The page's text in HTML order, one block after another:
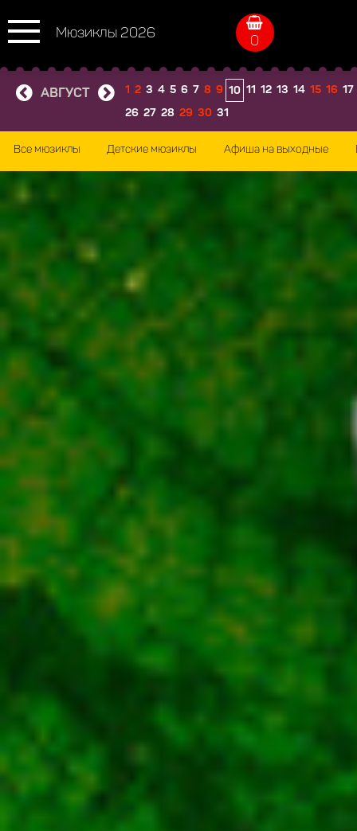
Мюзиклы 2026 0
АВГУСТ 1 2 3 4 5 6 7 8 9 10 11 12 13 14 15 16 17
26 27 28 29 30 31
Все мюзиклы Детские мюзиклы Афиша на выходные